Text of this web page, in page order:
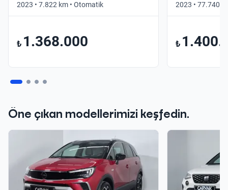
2023 • 7.822 km • Otomatik
₺ 1.368.000
2023 • 77.740
₺
Öne çıkan modellerimizi keşfedin.